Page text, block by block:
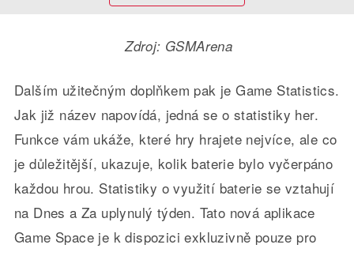
Zdroj: GSMArena
Dalším užitečným doplňkem pak je Game Statistics.
Jak již název napovídá, jedná se o statistiky her.
Funkce vám ukáže, které hry hrajete nejvíce, ale co
je důležitější, ukazuje, kolik baterie bylo vyčerpáno
každou hrou. Statistiky o využití baterie se vztahují
na Dnes a Za uplynulý týden. Tato nová aplikace
Game Space je k dispozici exkluzivně pouze pro